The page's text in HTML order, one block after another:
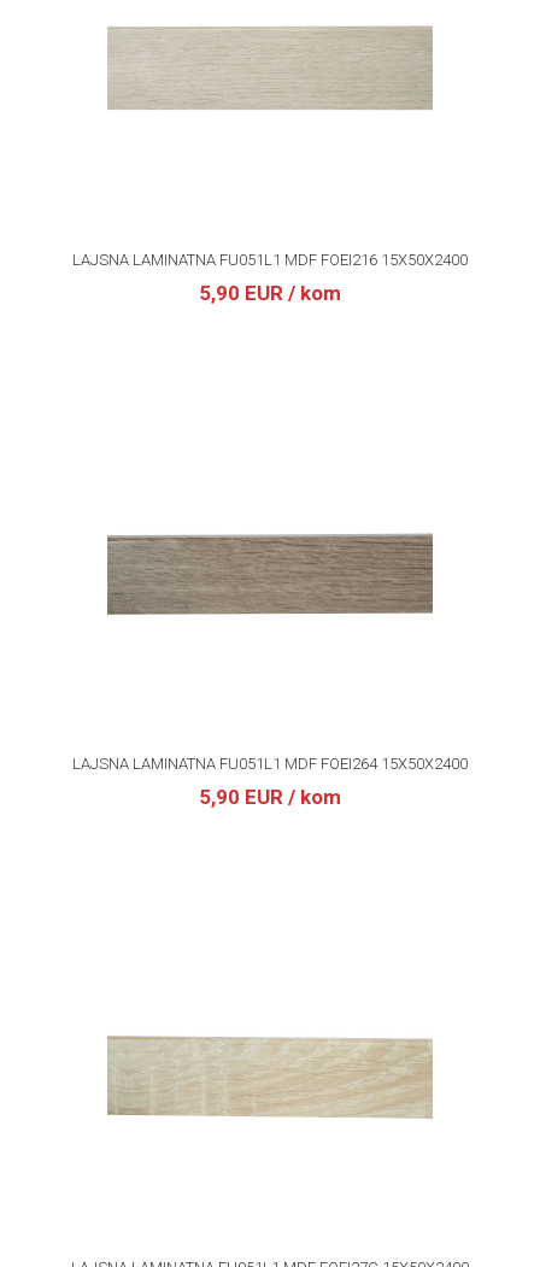
LAJSNA LAMINATNA FU051L1 MDF FOEI216 15X50X2400
5,90 EUR / kom
LAJSNA LAMINATNA FU051L1 MDF FOEI264 15X50X2400
5,90 EUR / kom